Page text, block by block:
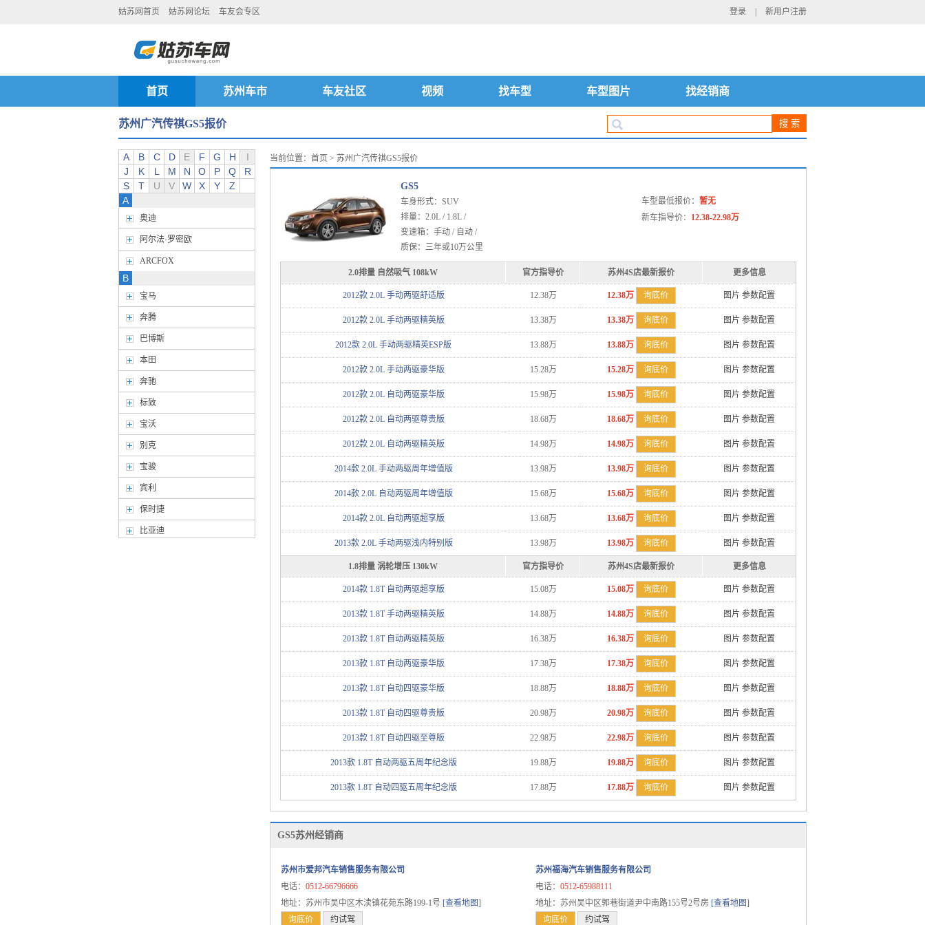
姑苏网首页 姑苏网论坛 车友会专区 登录 新用户注册
首页 苏州车市 车友社区 视频 找车型 车型图片 找经销商
苏州广汽传祺GS5报价
A B C D E F G H
I
J
K L M N O P Q
R
S
T U V W X Y
Z
A
奥迪
阿尔法·罗密欧
ARCFOX
B
宝马
奔腾
巴博斯
本田
奔驰
标致
宝沃
别克
宝骏
宾利
保时捷
比亚迪
当前位置： 首页 > 苏州广汽传祺GS5报价
GS5
车身形式：SUV
排量：2.0L / 1.8L /
变速箱：手动 / 自动 /
质保：三年或10万公里
车型最低报价： 暂无
新车指导价： 12.38-22.98万
2.0排量 自然吸气 108kW 官方指导价 苏州4S店最新报价 更多信息
2012款 2.0L 手动两驱舒适版 12.38万 12.38万 询底价 图片 参数配置
2012款 2.0L 手动两驱精英版 13.38万 13.38万 询底价 图片 参数配置
2012款 2.0L 手动两驱精英ESP版 13.88万 13.88万 询底价 图片 参数配置
2012款 2.0L 手动两驱豪华版 15.28万 15.28万 询底价 图片 参数配置
2012款 2.0L 自动两驱豪华版 15.98万 15.98万 询底价 图片 参数配置
2012款 2.0L 自动两驱尊贵版 18.68万 18.68万 询底价 图片 参数配置
2012款 2.0L 自动两驱精英版 14.98万 14.98万 询底价 图片 参数配置
2014款 2.0L 手动两驱周年增值版 13.98万 13.98万 询底价 图片 参数配置
2014款 2.0L 自动两驱周年增值版 15.68万 15.68万 询底价 图片 参数配置
2014款 2.0L 自动两驱超享版 13.68万 13.68万 询底价 图片 参数配置
2013款 2.0L 手动两驱浅内特别版 13.98万 13.98万 询底价 图片 参数配置
1.8排量 涡轮增压 130kW 官方指导价 苏州4S店最新报价 更多信息
2014款 1.8T 自动两驱超享版 15.08万 15.08万 询底价 图片 参数配置
2013款 1.8T 手动两驱精英版 14.88万 14.88万 询底价 图片 参数配置
2013款 1.8T 自动两驱精英版 16.38万 16.38万 询底价 图片 参数配置
2013款 1.8T 自动两驱豪华版 17.38万 17.38万 询底价 图片 参数配置
2013款 1.8T 自动四驱豪华版 18.88万 18.88万 询底价 图片 参数配置
2013款 1.8T 自动四驱尊贵版 20.98万 20.98万 询底价 图片 参数配置
2013款 1.8T 自动四驱至尊版 22.98万 22.98万 询底价 图片 参数配置
2013款 1.8T 自动两驱五周年纪念版 19.88万 19.88万 询底价 图片 参数配置
2013款 1.8T 自动四驱五周年纪念版 17.88万 17.88万 询底价 图片 参数配置
GS5苏州经销商
苏州市爱邦汽车销售服务有限公司
电话： 0512-66796666
地址：苏州市吴中区木渎镇花苑东路199-1号 [查看地图]
询底价
约试驾
苏州福海汽车销售服务有限公司
电话： 0512-65988111
地址：苏州吴中区郭巷街道尹中南路155号2号房 [查看地图]
询底价
约试驾